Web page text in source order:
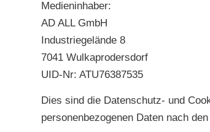
Medieninhaber:
AD ALL GmbH
Industriegelände 8
7041 Wulkaprodersdorf
UID-Nr: ATU76387535
Dies sind die Datenschutz- und
personenbezogenen Daten nach